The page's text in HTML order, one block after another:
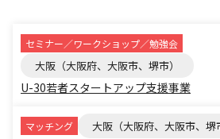
セミナー／ワークショップ／勉強会
大阪（大阪府、大阪市、堺市）
U-30若者スタートアップ支援事業
マッチング 大阪（大阪府、大阪市、堺